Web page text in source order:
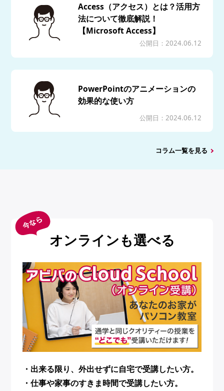
Access（アクセス）とは？活用方
法について徹底解説！
【Microsoft Access】
公開日：2024.06.12
PowerPointのアニメーションの
効果的な使い方
公開日：2024.06.12
コラム一覧を見る
オンラインも選べる
・出来る限り、外出せずに自宅で受講したい方。
・仕事や家事のすきま時間で受講したい方。